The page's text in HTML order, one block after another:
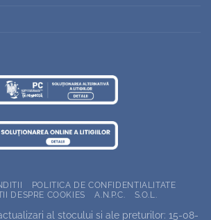
POLITICA DE CONFIDENTIALITATE
DESPRE COOKIES
A.N.P.C. S.O.L.
al stocului si ale preturilor: 15-08-